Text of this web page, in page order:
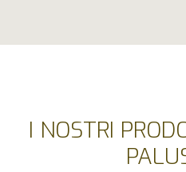
I NOSTRI